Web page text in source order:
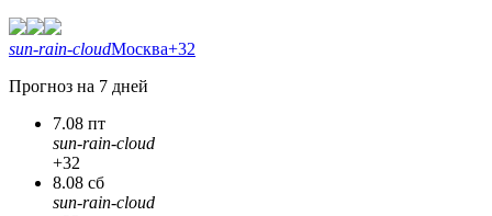
sun-rain-cloudМосква+32
Прогноз на 7 дней
7.08 пт
sun-rain-cloud
+32
8.08 сб
sun-rain-cloud